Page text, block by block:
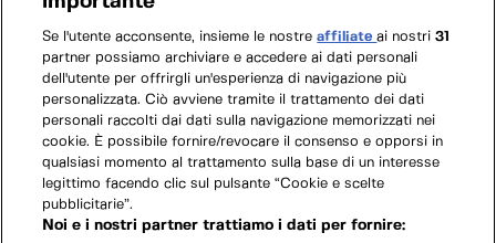
Se l'utente acconsente, insieme le nostreaffiliateai nostri31
partner possiamo archiviare e accedere ai dati personali
dell'utente per offrirgli un'esperienza di navigazione più
personalizzata. Ciò avviene tramite il trattamento dei dati
personali raccolti dai dati sulla navigazione memorizzati nei
cookie. È possibile fornire/revocare il consenso e opporsi in
qualsiasi momento al trattamento sulla base di un interesse
legittimo facendo clic sul pulsante “Cookie e scelte
pubblicitarie”.
Noi e i nostri partner trattiamo i dati per fornire: